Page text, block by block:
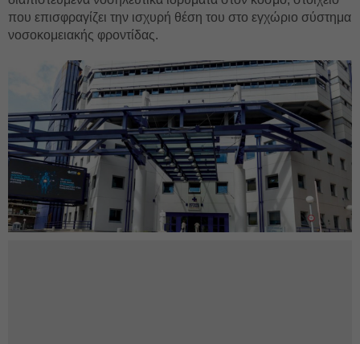
που επισφραγίζει την ισχυρή θέση του στο εγχώριο σύστημα
νοσοκομειακής φροντίδας.